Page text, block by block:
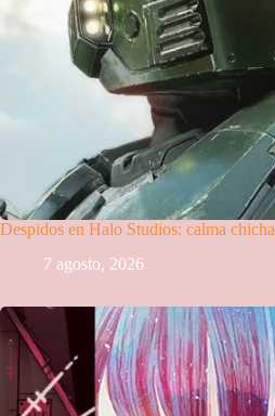
Despidos en Halo Studios: calma chicha
7 agosto, 2026